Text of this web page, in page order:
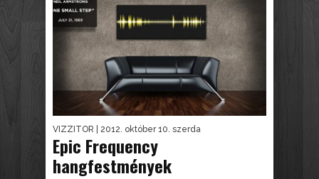
VIZZITOR | 2012. október 10. szerda
Epic Frequency
hangfestmények